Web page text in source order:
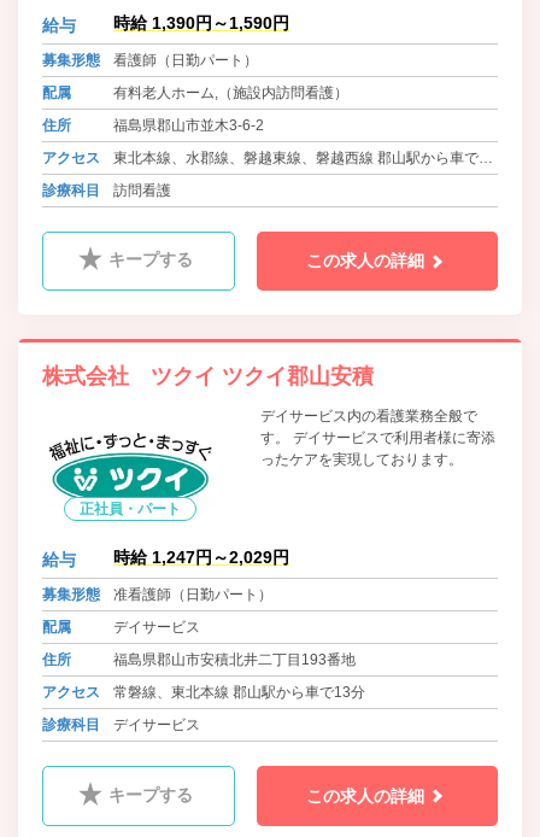
間の過ごし方は十人十色だと思いま
す。 難病な方は精神的なケアがメイ
あったケアを常に進行形と捉え「み
んな」で作っていく。 これがホスピ
スで働く私達のやりがいだと考えて
います。
給与 時給 1,390円～1,590円
募集形態
看護師（日勤パート）
配属
有料老人ホーム,（施設内訪問看護）
住所
福島県郡山市並木3-6-2
アクセス
東北本線、水郡線、磐越東線、磐越西線 郡山駅から車で１
０分
診療科目 訪問看護
キープする この求人の詳細
株式会社 ツクイ ツクイ郡山安積
正社員・パート
デイサービス内の看護業務全般で
す。 デイサービスで利用者様に寄添
ったケアを実現しております。
給与 時給 1,247円～2,029円
募集形態
准看護師（日勤パート）
配属
デイサービス
住所
福島県郡山市安積北井二丁目193番地
アクセス
常磐線、東北本線 郡山駅から車で13分
診療科目
デイサービス
キープする この求人の詳細